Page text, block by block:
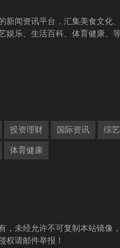
新闻资讯平台，汇集美食文化
娱乐、生活百科、体育健康、
投资理财 国际资讯 综
体育健康
，未经允许不可复制本站镜像
权请邮件举报！